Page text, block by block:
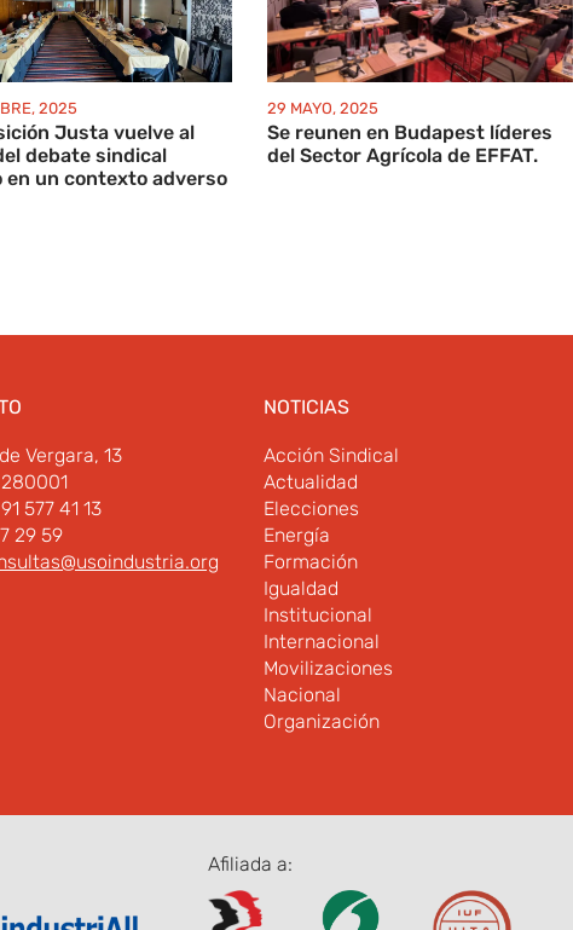
2025
Justa vuelve al
debate sindical
en un contexto adverso
29 MAYO, 2025
Se reunen en Budapest líderes
del Sector Agrícola de EFFAT.
Vergara, 13
577 41 13
29 59
NOTICIAS
Acción Sindical
Actualidad
Elecciones
Energía
Formación
Igualdad
Institucional
Internacional
Movilizaciones
Nacional
Organización
Afiliada a: